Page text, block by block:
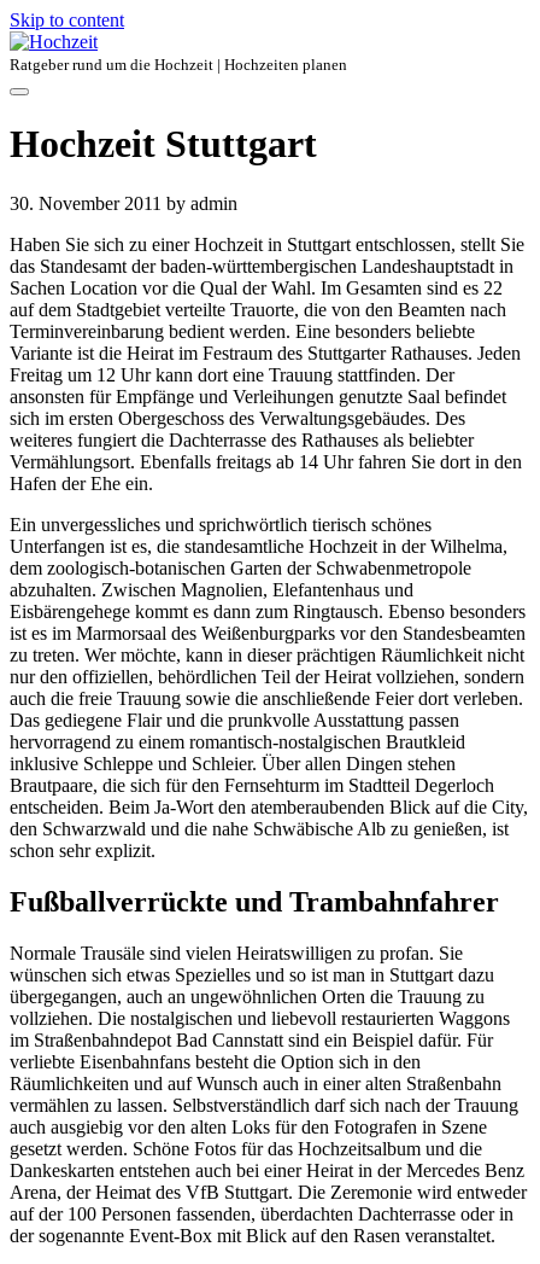
Skip to content
Ratgeber rund um die Hochzeit | Hochzeiten planen
Hochzeit Stuttgart
30. November 2011 by admin
Haben Sie sich zu einer Hochzeit in Stuttgart entschlossen, stellt Sie
das Standesamt der baden-württembergischen Landeshauptstadt in
Sachen Location vor die Qual der Wahl. Im Gesamten sind es 22
auf dem Stadtgebiet verteilte Trauorte, die von den Beamten nach
Terminvereinbarung bedient werden. Eine besonders beliebte
Variante ist die Heirat im Festraum des Stuttgarter Rathauses. Jeden
Freitag um 12 Uhr kann dort eine Trauung stattfinden. Der
ansonsten für Empfänge und Verleihungen genutzte Saal befindet
sich im ersten Obergeschoss des Verwaltungsgebäudes. Des
weiteres fungiert die Dachterrasse des Rathauses als beliebter
Vermählungsort. Ebenfalls freitags ab 14 Uhr fahren Sie dort in den
Hafen der Ehe ein.
Ein unvergessliches und sprichwörtlich tierisch schönes
Unterfangen ist es, die standesamtliche Hochzeit in der Wilhelma,
dem zoologisch-botanischen Garten der Schwabenmetropole
abzuhalten. Zwischen Magnolien, Elefantenhaus und
Eisbärengehege kommt es dann zum Ringtausch. Ebenso besonders
ist es im Marmorsaal des Weißenburgparks vor den Standesbeamten
zu treten. Wer möchte, kann in dieser prächtigen Räumlichkeit nicht
nur den offiziellen, behördlichen Teil der Heirat vollziehen, sondern
auch die freie Trauung sowie die anschließende Feier dort verleben.
Das gediegene Flair und die prunkvolle Ausstattung passen
hervorragend zu einem romantisch-nostalgischen Brautkleid
inklusive Schleppe und Schleier. Über allen Dingen stehen
Brautpaare, die sich für den Fernsehturm im Stadtteil Degerloch
entscheiden. Beim Ja-Wort den atemberaubenden Blick auf die City,
den Schwarzwald und die nahe Schwäbische Alb zu genießen, ist
schon sehr explizit.
Fußballverrückte und Trambahnfahrer
Normale Trausäle sind vielen Heiratswilligen zu profan. Sie
wünschen sich etwas Spezielles und so ist man in Stuttgart dazu
übergegangen, auch an ungewöhnlichen Orten die Trauung zu
vollziehen. Die nostalgischen und liebevoll restaurierten Waggons
im Straßenbahndepot Bad Cannstatt sind ein Beispiel dafür. Für
verliebte Eisenbahnfans besteht die Option sich in den
Räumlichkeiten und auf Wunsch auch in einer alten Straßenbahn
vermählen zu lassen. Selbstverständlich darf sich nach der Trauung
auch ausgiebig vor den alten Loks für den Fotografen in Szene
gesetzt werden. Schöne Fotos für das Hochzeitsalbum und die
Dankeskarten entstehen auch bei einer Heirat in der Mercedes Benz
Arena, der Heimat des VfB Stuttgart. Die Zeremonie wird entweder
auf der 100 Personen fassenden, überdachten Dachterrasse oder in
der sogenannte Event-Box mit Blick auf den Rasen veranstaltet.